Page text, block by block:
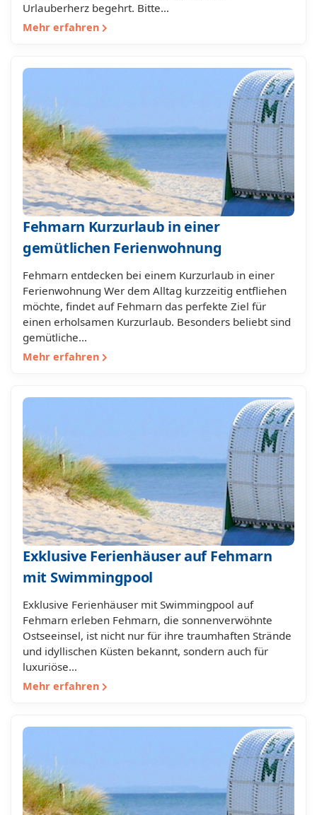
Urlauberherz begehrt. Bitte…
Mehr erfahren
Fehmarn Kurzurlaub in einer
gemütlichen Ferienwohnung
Fehmarn entdecken bei einem Kurzurlaub in einer
Ferienwohnung Wer dem Alltag kurzzeitig entfliehen
möchte, findet auf Fehmarn das perfekte Ziel für
einen erholsamen Kurzurlaub. Besonders beliebt sind
gemütliche…
Mehr erfahren
Exklusive Ferienhäuser auf Fehmarn
mit Swimmingpool
Exklusive Ferienhäuser mit Swimmingpool auf
Fehmarn erleben Fehmarn, die sonnenverwöhnte
Ostseeinsel, ist nicht nur für ihre traumhaften Strände
und idyllischen Küsten bekannt, sondern auch für
luxuriöse…
Mehr erfahren